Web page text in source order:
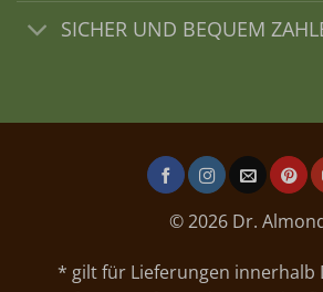
SICHER UND BEQUEM
© 2026 Dr.
* gilt für Lieferungen innerhalb